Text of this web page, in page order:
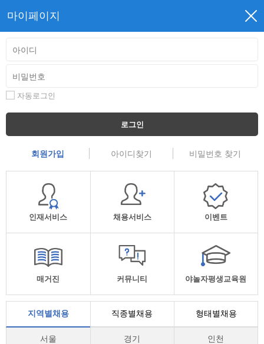
마이페이지
자동로그인
로그인
회원가입 아이디찾기 비밀번호 찾기
인재서비스 채용서비스 이벤트
매거진 커뮤니티 야놀자평생교육원
지역별채용 직종별채용 형태별채용
서울 경기 인천